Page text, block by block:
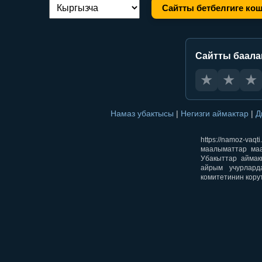
Тилди алмаштыруу: Сайтты бетбелгиге
Сайтты
★ ★ ★
Намаз убактысы | Негизги аймактар |
https://namoz-
маалыматтар
Убакыттар
айрым
комитетинин